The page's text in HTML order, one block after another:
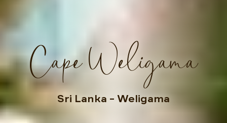
Cape Weligama
Sri Lanka – Weligama